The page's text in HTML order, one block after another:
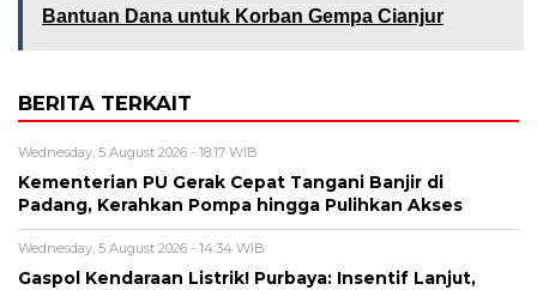
Bantuan Dana untuk Korban Gempa Cianjur
BERITA TERKAIT
Wednesday, 5 August 2026 - 18:17 WIB
Kementerian PU Gerak Cepat Tangani Banjir di
Padang, Kerahkan Pompa hingga Pulihkan Akses
Wednesday, 5 August 2026 - 14:34 WIB
Gaspol Kendaraan Listrik! Purbaya: Insentif Lanjut,